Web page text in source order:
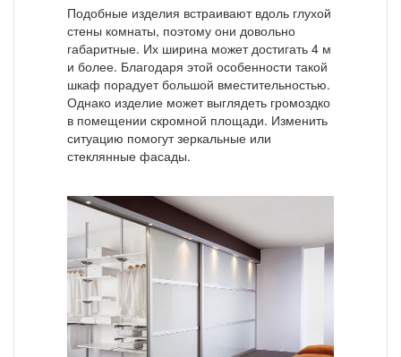
Подобные изделия встраивают вдоль глухой
стены комнаты, поэтому они довольно
габаритные. Их ширина может достигать 4 м
и более. Благодаря этой особенности такой
шкаф порадует большой вместительностью.
Однако изделие может выглядеть громоздко
в помещении скромной площади. Изменить
ситуацию помогут зеркальные или
стеклянные фасады.